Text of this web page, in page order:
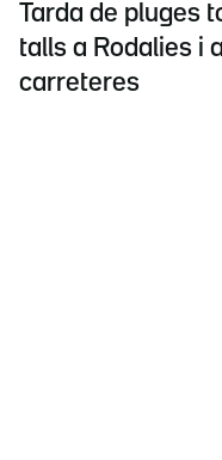
Tarda de pluges
talls a Rodalies i
carreteres